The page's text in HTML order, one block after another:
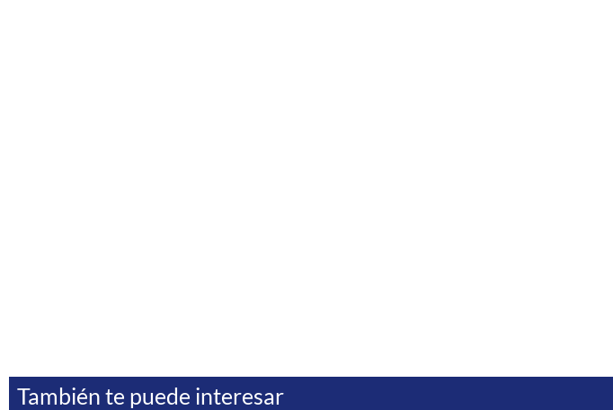
También te puede interesar